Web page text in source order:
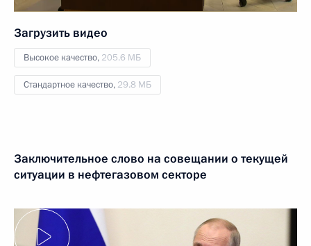
Загрузить видео
Высокое качество, 205.6 МБ
Стандартное качество, 29.8 МБ
Заключительное слово на совещании о текущей
ситуации в нефтегазовом секторе